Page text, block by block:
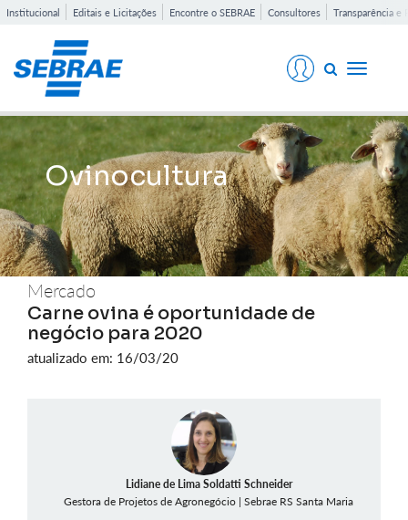
Institucional Editais e Licitações Encontre o SEBRAE Consultores Transparência e
Toggle
Ovinocultura
Mercado
Carne ovina é oportunidade de
negócio para 2020
atualizado em: 16/03/20
Lidiane de Lima Soldatti Schneider
Gestora de Projetos de Agronegócio | Sebrae RS Santa Maria